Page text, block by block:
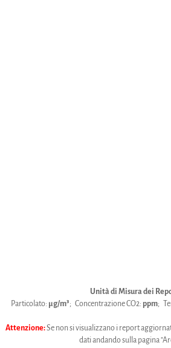
Unità di Misura dei
Particolato: µg/m³; Concentrazione CO2: ppm;
Attenzione:Se non si visualizzano i report
dati andando sulla pagina